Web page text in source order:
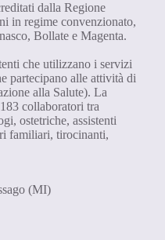
dalla Regione
in regime convenzionato,
Bollate e Magenta.
che utilizzano i servizi
partecipano alle attività di
alla Salute). La
collaboratori tra
ostetriche, assistenti
familiari, tirocinanti,
(MI)